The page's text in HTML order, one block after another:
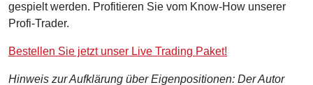
gespielt werden. Profitieren Sie vom Know-How unserer
Profi-Trader.
Bestellen Sie jetzt unser Live Trading Paket!
Hinweis zur Aufklärung über Eigenpositionen: Der Autor